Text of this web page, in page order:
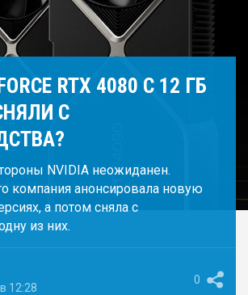
RTX 4080 С 12 ГБ
С
NVIDIA неожиданен.
компания анонсировала новую
а потом сняла с
из них.
12:28
0